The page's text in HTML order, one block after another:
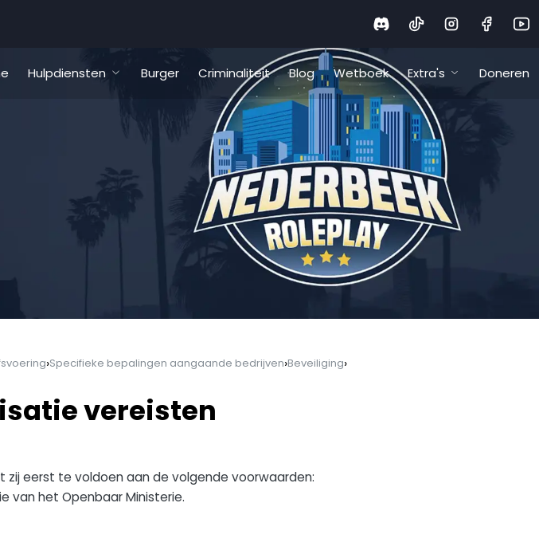
Hulpdiensten Burger Criminaliteit Blog Wetboek Extra's Doneren
›Specifieke bepalingen aangaande bedrijven›Beveiliging›
vereisten
eerst te voldoen aan de volgende voorwaarden:
van het Openbaar Ministerie.